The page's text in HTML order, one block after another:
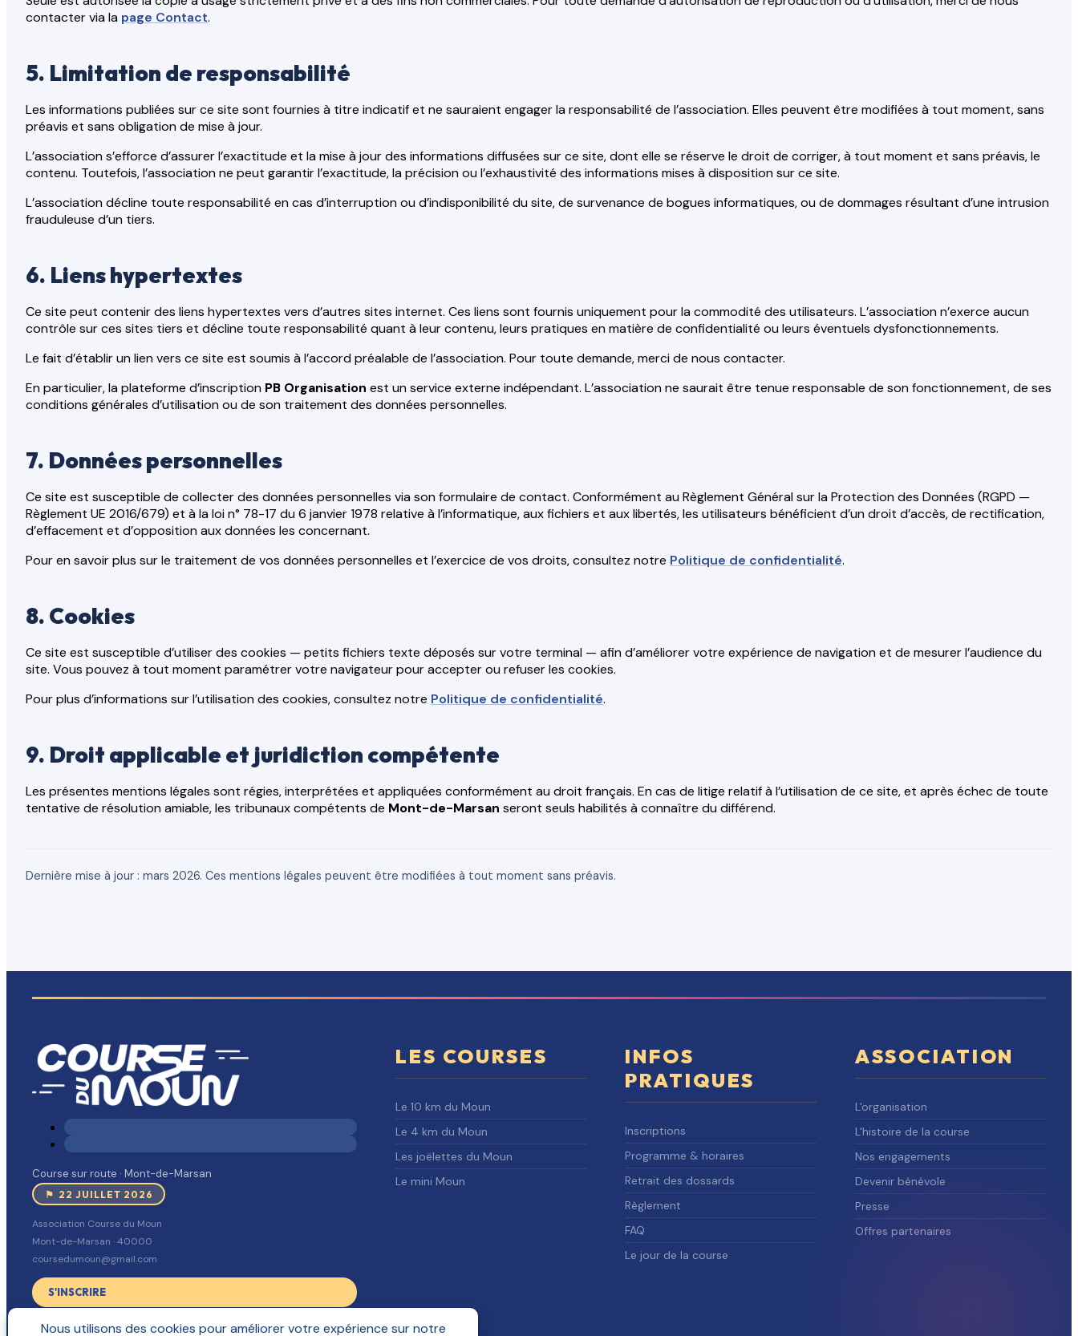
contacter via la page Contact.
5. Limitation de responsabilité
Les informations publiées sur ce site sont fournies à titre indicatif et ne sauraient engager la responsabilité de l’association. Elles peuvent être modifiées à tout moment, sans
préavis et sans obligation de mise à jour.
L’association s’efforce d’assurer l’exactitude et la mise à jour des informations diffusées sur ce site, dont elle se réserve le droit de corriger, à tout moment et sans préavis, le
contenu. Toutefois, l’association ne peut garantir l’exactitude, la précision ou l’exhaustivité des informations mises à disposition sur ce site.
L’association décline toute responsabilité en cas d’interruption ou d’indisponibilité du site, de survenance de bogues informatiques, ou de dommages résultant d’une intrusion
frauduleuse d’un tiers.
6. Liens hypertextes
Ce site peut contenir des liens hypertextes vers d’autres sites internet. Ces liens sont fournis uniquement pour la commodité des utilisateurs. L’association n’exerce aucun
contrôle sur ces sites tiers et décline toute responsabilité quant à leur contenu, leurs pratiques en matière de confidentialité ou leurs éventuels dysfonctionnements.
Le fait d’établir un lien vers ce site est soumis à l’accord préalable de l’association. Pour toute demande, merci de nous contacter.
En particulier, la plateforme d’inscription PB Organisation est un service externe indépendant. L’association ne saurait être tenue responsable de son fonctionnement, de ses
conditions générales d’utilisation ou de son traitement des données personnelles.
7. Données personnelles
Ce site est susceptible de collecter des données personnelles via son formulaire de contact. Conformément au Règlement Général sur la Protection des Données (RGPD —
Règlement UE 2016/679) et à la loi n° 78-17 du 6 janvier 1978 relative à l’informatique, aux fichiers et aux libertés, les utilisateurs bénéficient d’un droit d’accès, de rectification,
d’effacement et d’opposition aux données les concernant.
Pour en savoir plus sur le traitement de vos données personnelles et l’exercice de vos droits, consultez notre Politique de confidentialité.
8. Cookies
Ce site est susceptible d’utiliser des cookies — petits fichiers texte déposés sur votre terminal — afin d’améliorer votre expérience de navigation et de mesurer l’audience du
site. Vous pouvez à tout moment paramétrer votre navigateur pour accepter ou refuser les cookies.
Pour plus d’informations sur l’utilisation des cookies, consultez notre Politique de confidentialité.
9. Droit applicable et juridiction compétente
Les présentes mentions légales sont régies, interprétées et appliquées conformément au droit français. En cas de litige relatif à l’utilisation de ce site, et après échec de toute
tentative de résolution amiable, les tribunaux compétents de Mont-de-Marsan seront seuls habilités à connaître du différend.
Dernière mise à jour : mars 2026. Ces mentions légales peuvent être modifiées à tout moment sans préavis.
Course sur route · Mont-de-Marsan
⚑ 22 JUILLET 2026
Association Course du Moun
Mont-de-Marsan · 40000
coursedumoun@gmail.com
S'INSCRIRE
LES COURSES
Le 10 km du Moun
Le 4 km du Moun
Les joëlettes du Moun
Le mini Moun
INFOS
PRATIQUES
Inscriptions
Programme & horaires
Retrait des dossards
Règlement
FAQ
Le jour de la course
ASSOCIATION
L'organisation
L'histoire de la course
Nos engagements
Devenir bénévole
Presse
Offres partenaires